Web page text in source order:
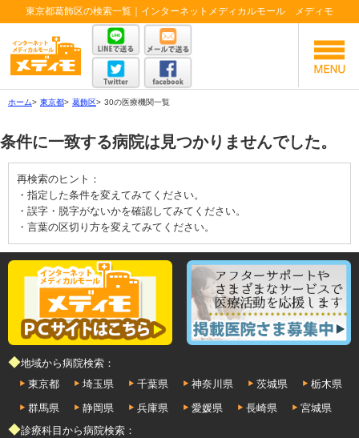
東京都葛飾区の検索一覧｜インターネットメディカルモール メディモ
ホーム> 東京都> 葛飾区> 30の医療機関一覧
条件に一致する病院は見つかりませんでした。
再検索のヒント：
・指定した条件を変えてみてください。
・誤字・脱字がないかを確認してみてください。
・言葉の区切り方を変えてみてください。
◆地域から病院検索：
東京都
埼玉県 千葉県 神奈川県 茨城県
栃木県
群馬県
静岡県 兵庫県 愛媛県 長崎県
宮城県
◆診療科目から病院検索：